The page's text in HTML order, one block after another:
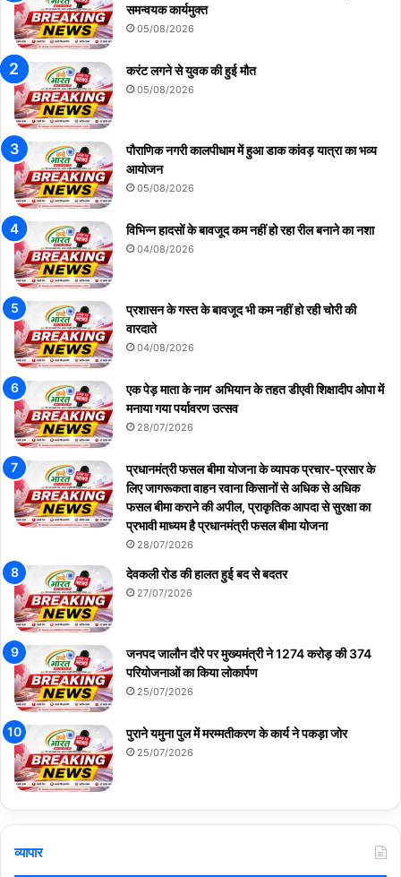
समन्वयक कार्यमुक्त
05/08/2026
करंट लगने से युवक की हुई मौत
05/08/2026
पौराणिक नगरी कालपीधाम में हुआ डाक कांवड़ यात्रा का भव्य
आयोजन
05/08/2026
विभिन्न हादसों के बावजूद कम नहीं हो रहा रील बनाने का नशा
04/08/2026
प्रशासन के गस्त के बावजूद भी कम नहीं हो रही चोरी की
वारदाते
04/08/2026
एक पेड़ माता के नाम’ अभियान के तहत डीएवी शिक्षादीप ओपा में
मनाया गया पर्यावरण उत्सव
28/07/2026
प्रधानमंत्री फसल बीमा योजना के व्यापक प्रचार-प्रसार के
लिए जागरूकता वाहन रवाना किसानों से अधिक से अधिक
फसल बीमा कराने की अपील, प्राकृतिक आपदा से सुरक्षा का
प्रभावी माध्यम है प्रधानमंत्री फसल बीमा योजना
28/07/2026
देवकली रोड की हालत हुई बद से बदतर
27/07/2026
जनपद जालौन दौरे पर मुख्यमंत्री ने 1274 करोड़ की 374
परियोजनाओं का किया लोकार्पण
25/07/2026
पुराने यमुना पुल में मरम्मतीकरण के कार्य ने पकड़ा जोर
25/07/2026
व्यापार